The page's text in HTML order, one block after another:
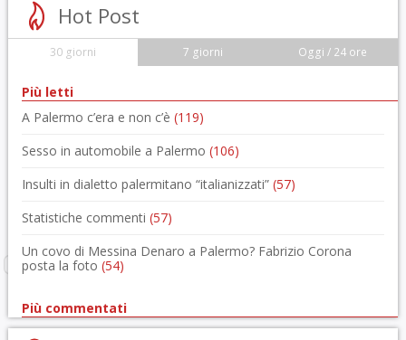
Hot Post
30 giorni 7 giorni Oggi / 24 ore
Più letti
A Palermo c’era e non c’è (119)
Sesso in automobile a Palermo (106)
Insulti in dialetto palermitano “italianizzati” (57)
Statistiche commenti (57)
Un covo di Messina Denaro a Palermo? Fabrizio Corona
posta la foto (54)
Più commentati